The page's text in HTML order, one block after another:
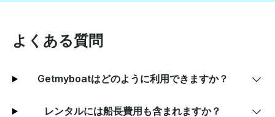
よくある質問
Getmyboatはどのように利用できますか？
レンタルには船長費用も含まれますか？